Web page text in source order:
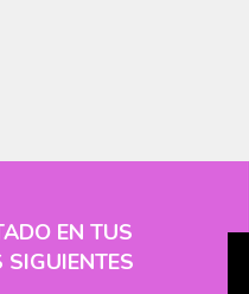
EN TUS
SIGUIENTES